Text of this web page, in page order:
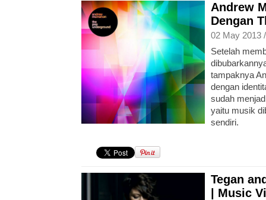
Andrew
Dengan
02 May 2013
Setelah
tampaknya
dengan
sudah
yaitu musik
sendiri.
Tegan
| Music